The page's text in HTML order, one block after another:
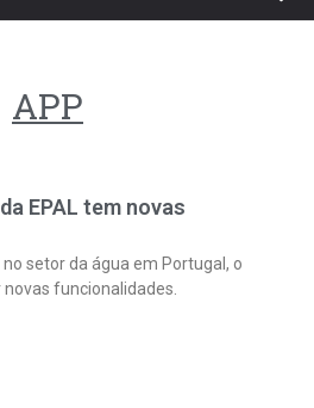
APP
EPAL tem novas
setor da água em Portugal, o
funcionalidades.